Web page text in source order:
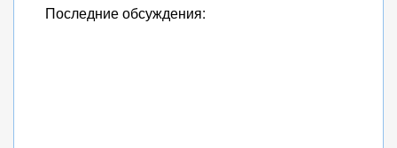
Последние обсуждения: